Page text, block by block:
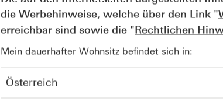
07
Wie
die Werbehinweise, welche über den Link "
erreichbar sind sowie die "Rechtlichen
Mein dauerhafter Wohnsitz befindet sich in: